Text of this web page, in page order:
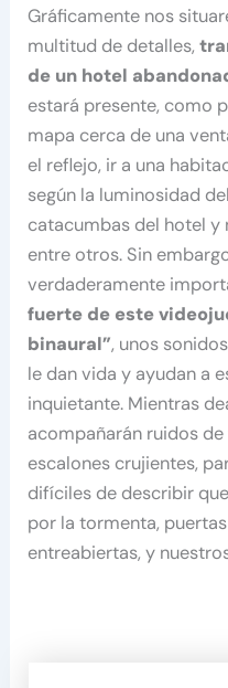
Gráficamente nos
multitud de detalles,
de un hotel
estará presente, como
mapa cerca de una
el reflejo, ir a una
según la luminosidad
catacumbas del hotel y
entre otros. Sin
verdaderamente
fuerte de este
binaural”, unos
le dan vida y ayudan a
inquietante. Mientras
acompañarán ruidos
escalones crujientes,
difíciles de describir
por la tormenta,
entreabiertas, y